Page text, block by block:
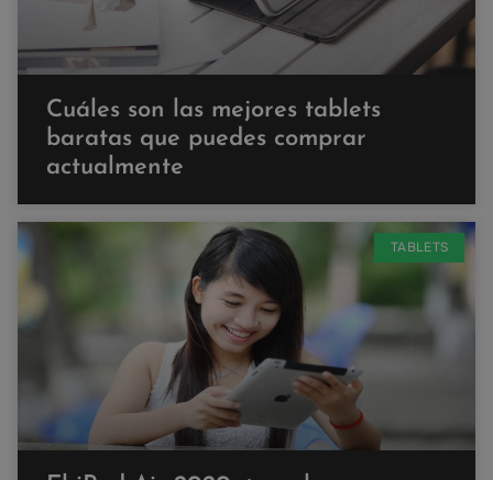
Cuáles son las mejores tablets
baratas que puedes comprar
actualmente
TABLETS